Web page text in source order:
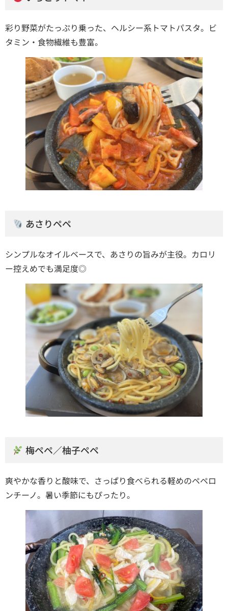
彩り野菜がたっぷり乗った、ヘルシー系トマトパスタ。ビ
タミン・食物繊維も豊富。
あさりペペ
シンプルなオイルベースで、あさりの旨みが主役。カロリ
ー控えめでも満足度◎
梅ペペ／柚子ペペ
爽やかな香りと酸味で、さっぱり食べられる軽めのペペロ
ンチーノ。暑い季節にもぴったり。